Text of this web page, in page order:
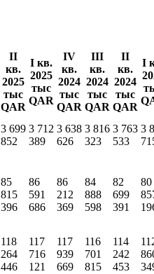
II
кв.
2025
тыс
QAR
I кв.
2025
тыс
QAR
IV
кв.
2024
тыс
QAR
III
кв.
2024
тыс
QAR
II
кв.
2024
тыс
QAR
I
3 699
852
3 712
389
3 638
626
3 816
323
3 763
533
3
85
815
396
86
591
686
86
212
369
84
888
598
82
699
391
80
118
264
446
117
716
121
117
939
669
116
701
815
114
242
453